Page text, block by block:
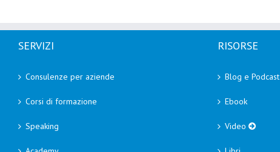
SERVIZI
Consulenze per aziende
Corsi di formazione
Speaking
RISORSE
Blog e Podcast
Ebook
Video